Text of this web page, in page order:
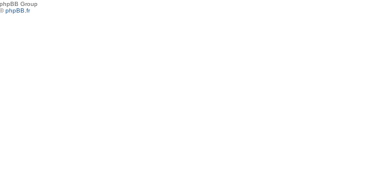
Group
phpBB.fr